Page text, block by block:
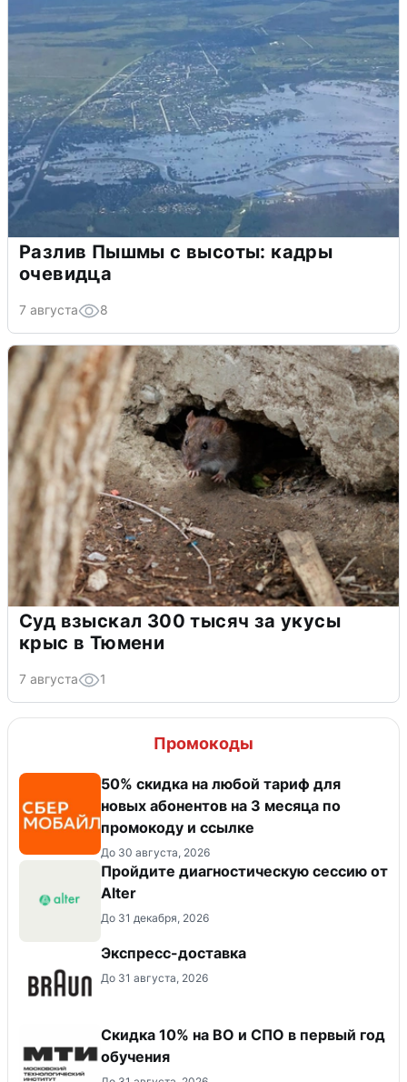
Разлив Пышмы с высоты: кадры
очевидца
7 августа 8
Суд взыскал 300 тысяч за укусы
крыс в Тюмени
7 августа 1
Промокоды
50% скидка на любой тариф для
новых абонентов на 3 месяца по
промокоду и ссылке
До 30 августа, 2026
Пройдите диагностическую сессию от
Alter
До 31 декабря, 2026
Экспресс-доставка
До 31 августа, 2026
Скидка 10% на ВО и СПО в первый год
обучения